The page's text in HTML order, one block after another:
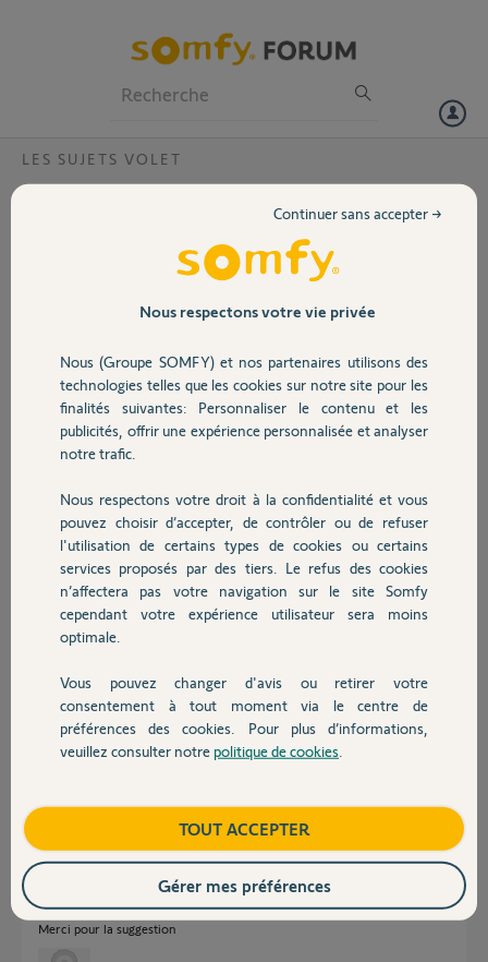
Volet
Sécurité
Domotique
Chauffage
Autres produits
Devis avec un pro
Contact
LES SUJETS VOLET
Agenda off depuis la dernière mise à jour
Depuis la dernière mise à jour de ma Tahoma classic (18 Décembre
Le code pin de ma box est: tel:1208-0696-6170
Merci,
Bernard M.
Participer au fil de discussion
Réponses
avez vous tenté une resynchro de la tahoma ?
https://forum.somfy.fr/questions/1626676-faq-video-effectuer-
resynchronisation-tahoma
bonne soirée.
André N. il y a plus de 3 ans
Opération impossible je ne suis pas présent à mon domicile pour les fêtes
Merci pour la suggestion
Nous respectons votre vie privée
Nous (Groupe SOMFY) et nos partenaires utilisons des
technologies telles que les cookies sur notre site pour les
finalités suivantes: Personnaliser le contenu et les
publicités, offrir une expérience personnalisée et analyser
notre trafic.
Nous respectons votre droit à la confidentialité et vous
pouvez choisir d’accepter, de contrôler ou de refuser
l'utilisation de certains types de cookies ou certains
services proposés par des tiers. Le refus des cookies
n’affectera pas votre navigation sur le site Somfy
cependant votre expérience utilisateur sera moins
optimale.
Vous pouvez changer d'avis ou retirer votre
consentement à tout moment via le centre de
préférences des cookies. Pour plus d’informations,
veuillez consulter notre politique de cookies
Continuer sans accepter →
TOUT ACCEPTER
Gérer mes préférences